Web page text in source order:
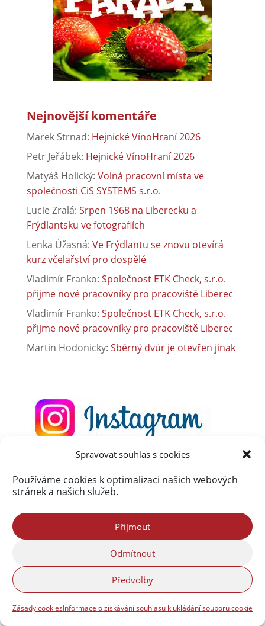
Spravovat souhlas s cookies
Používáme cookies k optimalizaci našich webových
stránek a našich služeb.
Příjmout
Odmítnout
Předvolby
Zásady cookiesInformace o získávání souhlasu k ukládání souborů cookie
Nejnovější komentáře
Marek Strnad: Hejnické VínoHraní 2026
Petr Jeřábek: Hejnické VínoHraní 2026
Matyáš Holický: Volná pracovní místa ve
společnosti CiS SYSTEMS s.r.o.
Lucie Zralá: Srpen 1968 na Liberecku a
Frýdlantsku ve fotografiích
Lenka Úžasná: Ve Frýdlantu se znovu otevírá
kurz včelařství pro dospělé
Vladimír Franko: Společnost ETK Check, s.r.o.
přijme nové pracovníky pro pracoviště Liberec
Vladimír Franko: Společnost ETK Check, s.r.o.
přijme nové pracovníky pro pracoviště Liberec
Martin Hodonicky: Sběrný dvůr je otevřen jinak